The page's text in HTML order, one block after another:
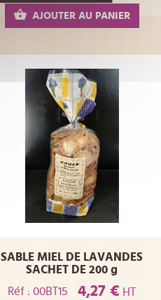
AJOUTER AU PANIER
SABLE MIEL DE LAVANDES
SACHET DE 200 g
Réf : 00BT15
4,27 € HT